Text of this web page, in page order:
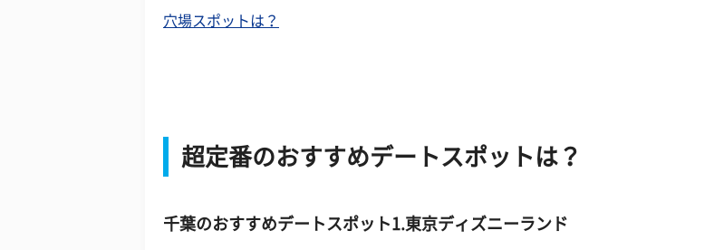
穴場スポットは？
超定番のおすすめデートスポットは？
千葉のおすすめデートスポット1.東京ディズニーランド